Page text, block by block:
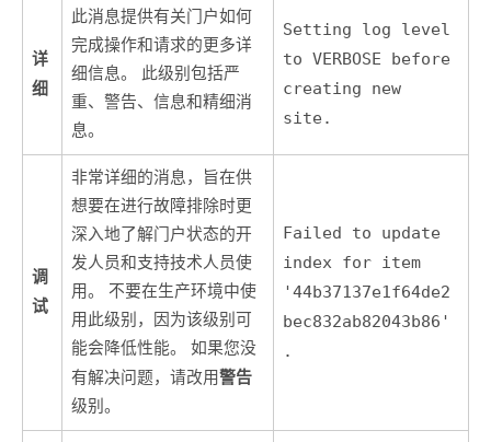
详
细
此消息提供有关门户如何
完成操作和请求的更多详
细信息。 此级别包括严
重、警告、信息和精细消
息。
Setting log level
to VERBOSE before
creating new
site.
调
试
非常详细的消息，旨在供
想要在进行故障排除时更
深入地了解门户状态的开
发人员和支持技术人员使
用。 不要在生产环境中使
用此级别，因为该级别可
能会降低性能。 如果您没
有解决问题，请改用警告
级别。
Failed to update
index for item
'44b37137e1f64de2
bec832ab82043b86'
.